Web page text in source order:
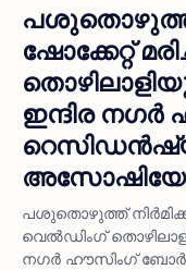
പശുതൊഴുത്ത്
ഷോക്കേറ്റ്
ഇന്ദിര
പശുതൊഴുത്ത്
വെല്‍ഡിംഗ്
നഗര്‍ ഹൗസിംഗ്